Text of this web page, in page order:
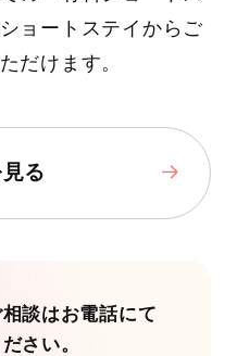
ョートステイからご
だけます。
る
談はお電話にて
さい。